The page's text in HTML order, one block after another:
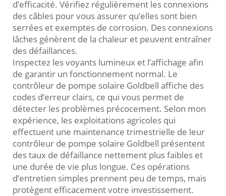
d’efficacité. Vérifiez régulièrement les connexions
des câbles pour vous assurer qu’elles sont bien
serrées et exemptes de corrosion. Des connexions
lâches génèrent de la chaleur et peuvent entraîner
des défaillances.
Inspectez les voyants lumineux et l’affichage afin
de garantir un fonctionnement normal. Le
contrôleur de pompe solaire Goldbell affiche des
codes d’erreur clairs, ce qui vous permet de
détecter les problèmes précocement. Selon mon
expérience, les exploitations agricoles qui
effectuent une maintenance trimestrielle de leur
contrôleur de pompe solaire Goldbell présentent
des taux de défaillance nettement plus faibles et
une durée de vie plus longue. Ces opérations
d’entretien simples prennent peu de temps, mais
protègent efficacement votre investissement.